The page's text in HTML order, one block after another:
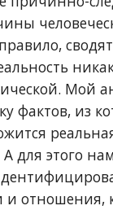
Мой
фактов, из
для этого
и отношения,